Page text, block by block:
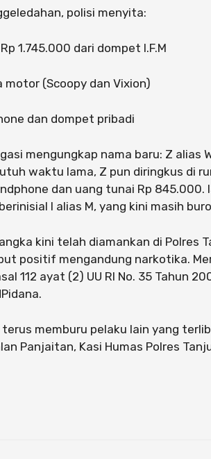
polisi menyita:
1.745.000 dari dompet I.F.M
motor (Scoopy dan Vixion)
dan dompet pribadi
mengungkap nama baru: Z alias
waktu lama, Z pun diringkus di
dan uang tunai Rp 845.000.
I alias M, yang kini masih
kini telah diamankan di Polres
positif mengandung narkotika.
112 ayat (2) UU RI No. 35 Tahun
terus memburu pelaku lain yang
Panjaitan, Kasi Humas Polres